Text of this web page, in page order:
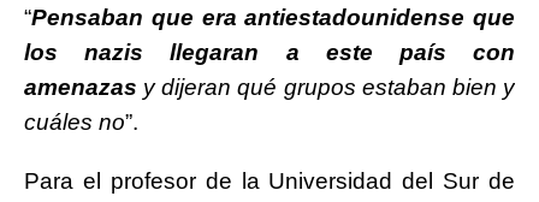
“Pensaban que era antiestadounidense que
los nazis llegaran a este país con
amenazas y dijeran qué grupos estaban bien y
cuáles no”.
Para el profesor de la Universidad del Sur de